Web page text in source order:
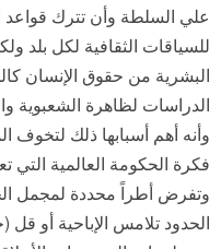
علي السلطة وأن تترك قواعد
للسياقات الثقافية لكل بلد
البشرية من حقوق الإنسان
الدراسات لظاهرة الشعبوية
وأنه أهم أسبابها ذلك
فكرة الحكومة العالمية التي
وتفرض أطراً محددة لمجمل
الحدود تلامس الإباحية أو